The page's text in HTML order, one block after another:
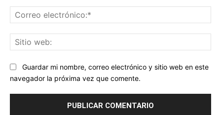
Guardar mi nombre, correo electrónico y sitio web en este
navegador la próxima vez que comente.